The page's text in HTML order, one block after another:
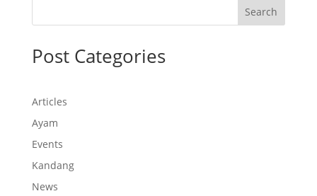
Search
Post Categories
Articles
Ayam
Events
Kandang
News